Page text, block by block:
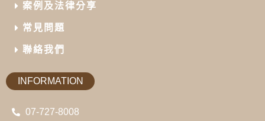
案例及法律分享
常見問題
聯絡我們
INFORMATION
07-727-8008